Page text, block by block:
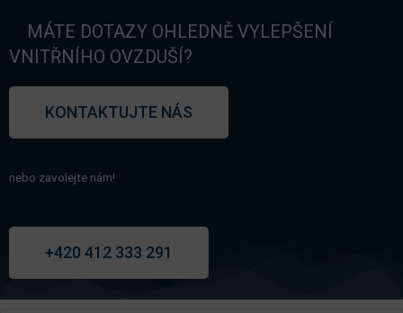
MÁTE DOTAZY OHLEDNĚ VYLEPŠENÍ
VNITŘNÍHO OVZDUŠÍ?
KONTAKTUJTE NÁS
nebo zavolejte nám!
+420 412 333 291